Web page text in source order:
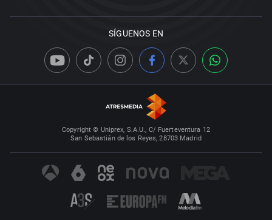
SÍGUENOS EN
Copyright © Uniprex, S.A.U., C/ Fuerteventura 12
San Sebastián de los Reyes, 28703 Madrid